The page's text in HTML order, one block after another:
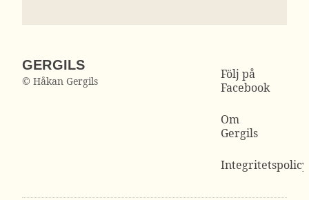
GERGILS
© Håkan Gergils
Följ på
Facebook
Om
Gergils
Integritetspolicy